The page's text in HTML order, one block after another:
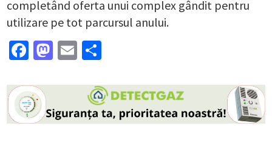
completând oferta unui complex gândit pentru
utilizare pe tot parcursul anului.
Facebook
Mastodon
Email